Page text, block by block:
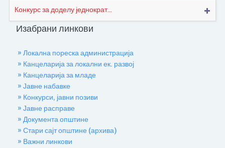
Конкурс за доделу једнократ...
Изабрани линкови
» Локална пореска администрација
» Канцеларија за локални ек. развој
» Канцеларија за младе
» Јавне набавке
» Конкурси, јавни позиви
» Јавне расправе
» Документа општине
» Стари сајт општине (архива)
» Важни линкови